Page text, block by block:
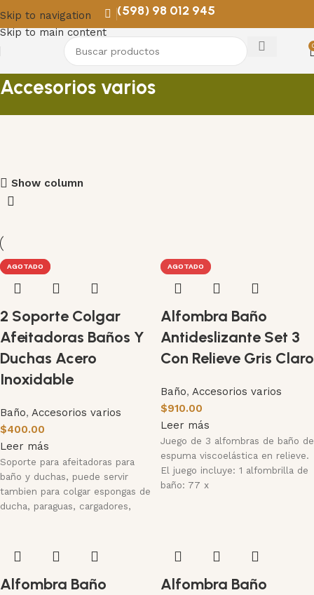
Skip to navigation
Skip to main content
(598) 98 012 945
Accesorios varios
PROMOS EN COLGANTES
Show column
AGOTADO
2 Soporte Colgar
Afeitadoras Baños Y
Duchas Acero
Inoxidable
Baño, Accesorios varios
$400.00
Leer más
Soporte para afeitadoras para
baño y duchas, puede servir
tambien para colgar espongas de
ducha, paraguas, cargadores,
AGOTADO
Alfombra Baño
Antideslizante Set 3
Con Relieve Gris Claro
Baño, Accesorios varios
$910.00
Leer más
Juego de 3 alfombras de baño de
espuma viscoelástica en relieve.
El juego incluye: 1 alfombrilla de
baño: 77 x
Alfombra Baño
AGOTADO
Alfombra Baño
AGOTADO
AGOTADO
AGOTADO AGOTADO